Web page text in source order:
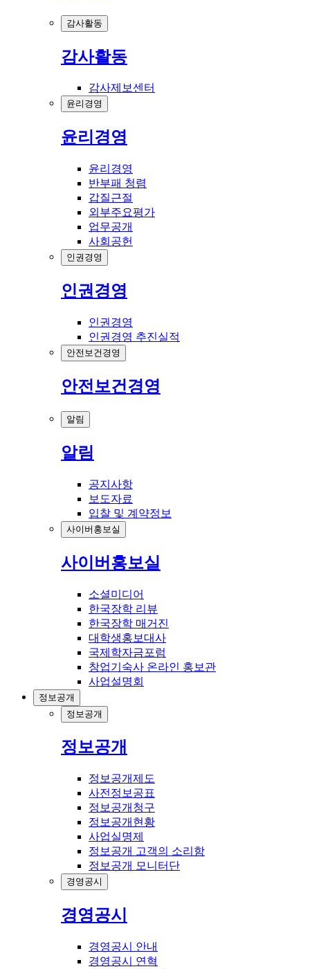
감사활동
감사활동
감사제보센터
윤리경영
윤리경영
윤리경영
반부패 청렴
갑질근절
외부주요평가
업무공개
사회공헌
인권경영
인권경영
인권경영
인권경영 추진실적
안전보건경영
안전보건경영
알림
알림
공지사항
보도자료
입찰 및 계약정보
사이버홍보실
사이버홍보실
소셜미디어
한국장학 리뷰
한국장학 매거진
대학생홍보대사
국제학자금포럼
창업기숙사 온라인 홍보관
사업설명회
정보공개
정보공개
정보공개
정보공개제도
사전정보공표
정보공개청구
정보공개현황
사업실명제
정보공개 고객의 소리함
정보공개 모니터단
경영공시
경영공시
경영공시 안내
경영공시 연혁